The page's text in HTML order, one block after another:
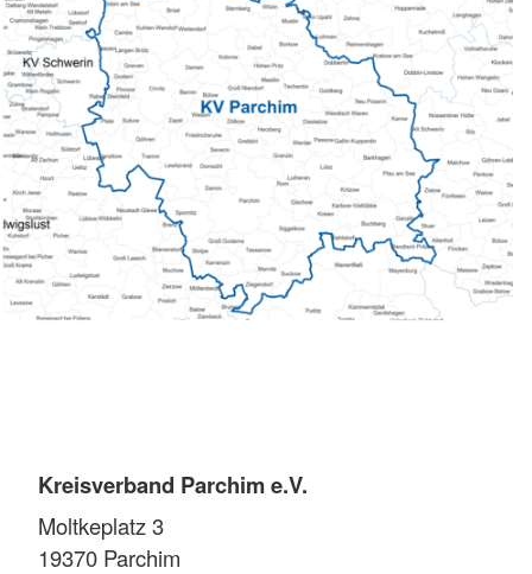
Kreisverband Parchim e.V.
Moltkeplatz 3
19370 Parchim